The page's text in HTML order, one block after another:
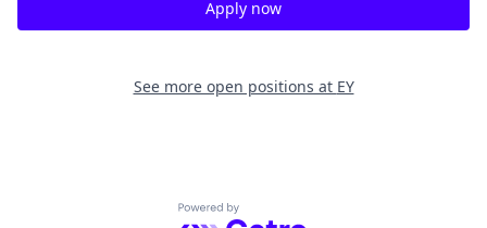
Apply now
See more open positions at EY
Powered by Getro.com